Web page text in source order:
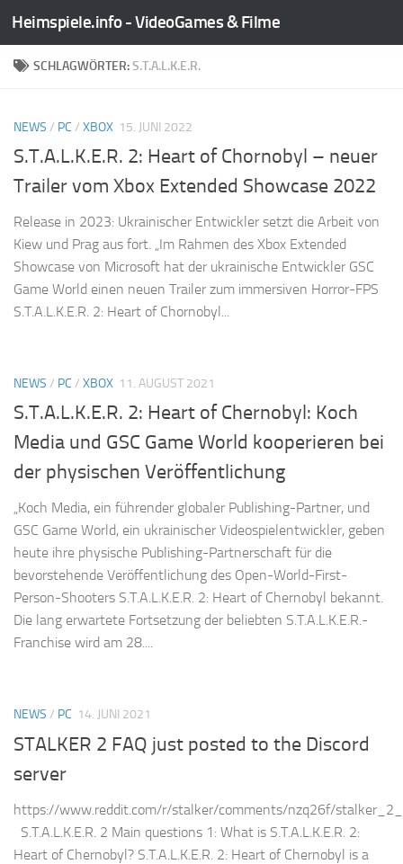
Zum Inhalt springen
Heimspiele.info - VideoGames & Filme
SCHLAGWÖRTER:S.T.A.L.K.E.R.
NEWS / PC / XBOX 15. JUNI 2022
S.T.A.L.K.E.R. 2: Heart of Chornobyl – neuer
Trailer vom Xbox Extended Showcase 2022
Release in 2023: Ukrainischer Entwickler setzt die Arbeit von
Kiew und Prag aus fort. „Im Rahmen des Xbox Extended
Showcase von Microsoft hat der ukrainische Entwickler GSC
Game World einen neuen Trailer zum immersiven Horror-FPS
S.T.A.L.K.E.R. 2: Heart of Chornobyl...
NEWS / PC / XBOX 11. AUGUST 2021
S.T.A.L.K.E.R. 2: Heart of Chernobyl: Koch
Media und GSC Game World kooperieren bei
der physischen Veröffentlichung
„Koch Media, ein führender globaler Publishing-Partner, und
GSC Game World, ein ukrainischer Videospielentwickler, geben
heute ihre physische Publishing-Partnerschaft für die
bevorstehende Veröffentlichung des Open-World-First-
Person-Shooters S.T.A.L.K.E.R. 2: Heart of Chernobyl bekannt.
Die lang erwartete Fortsetzung der beliebten S.T.A.L.K.E.R.-
Franchise wird am 28....
NEWS / PC 14. JUNI 2021
STALKER 2 FAQ just posted to the Discord
server
https://www.reddit.com/r/stalker/comments/nzq26f/
S.T.A.L.K.E.R. 2 Main questions 1: What is S.T.A.L.K.E.R. 2:
Heart of Chernobyl? S.T.A.L.K.E.R. 2: Heart of Chernobyl is a